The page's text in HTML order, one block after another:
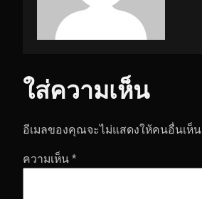
ใส่ความเห็น
อีเมลของคุณจะไม่แสดงให้คนอื่นเห็น
ความเห็น *